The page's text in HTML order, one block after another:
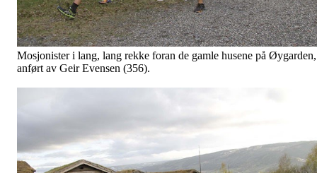
Mosjonister i lang, lang rekke foran de gamle husene på Øygarden,
anført av Geir Evensen (356).